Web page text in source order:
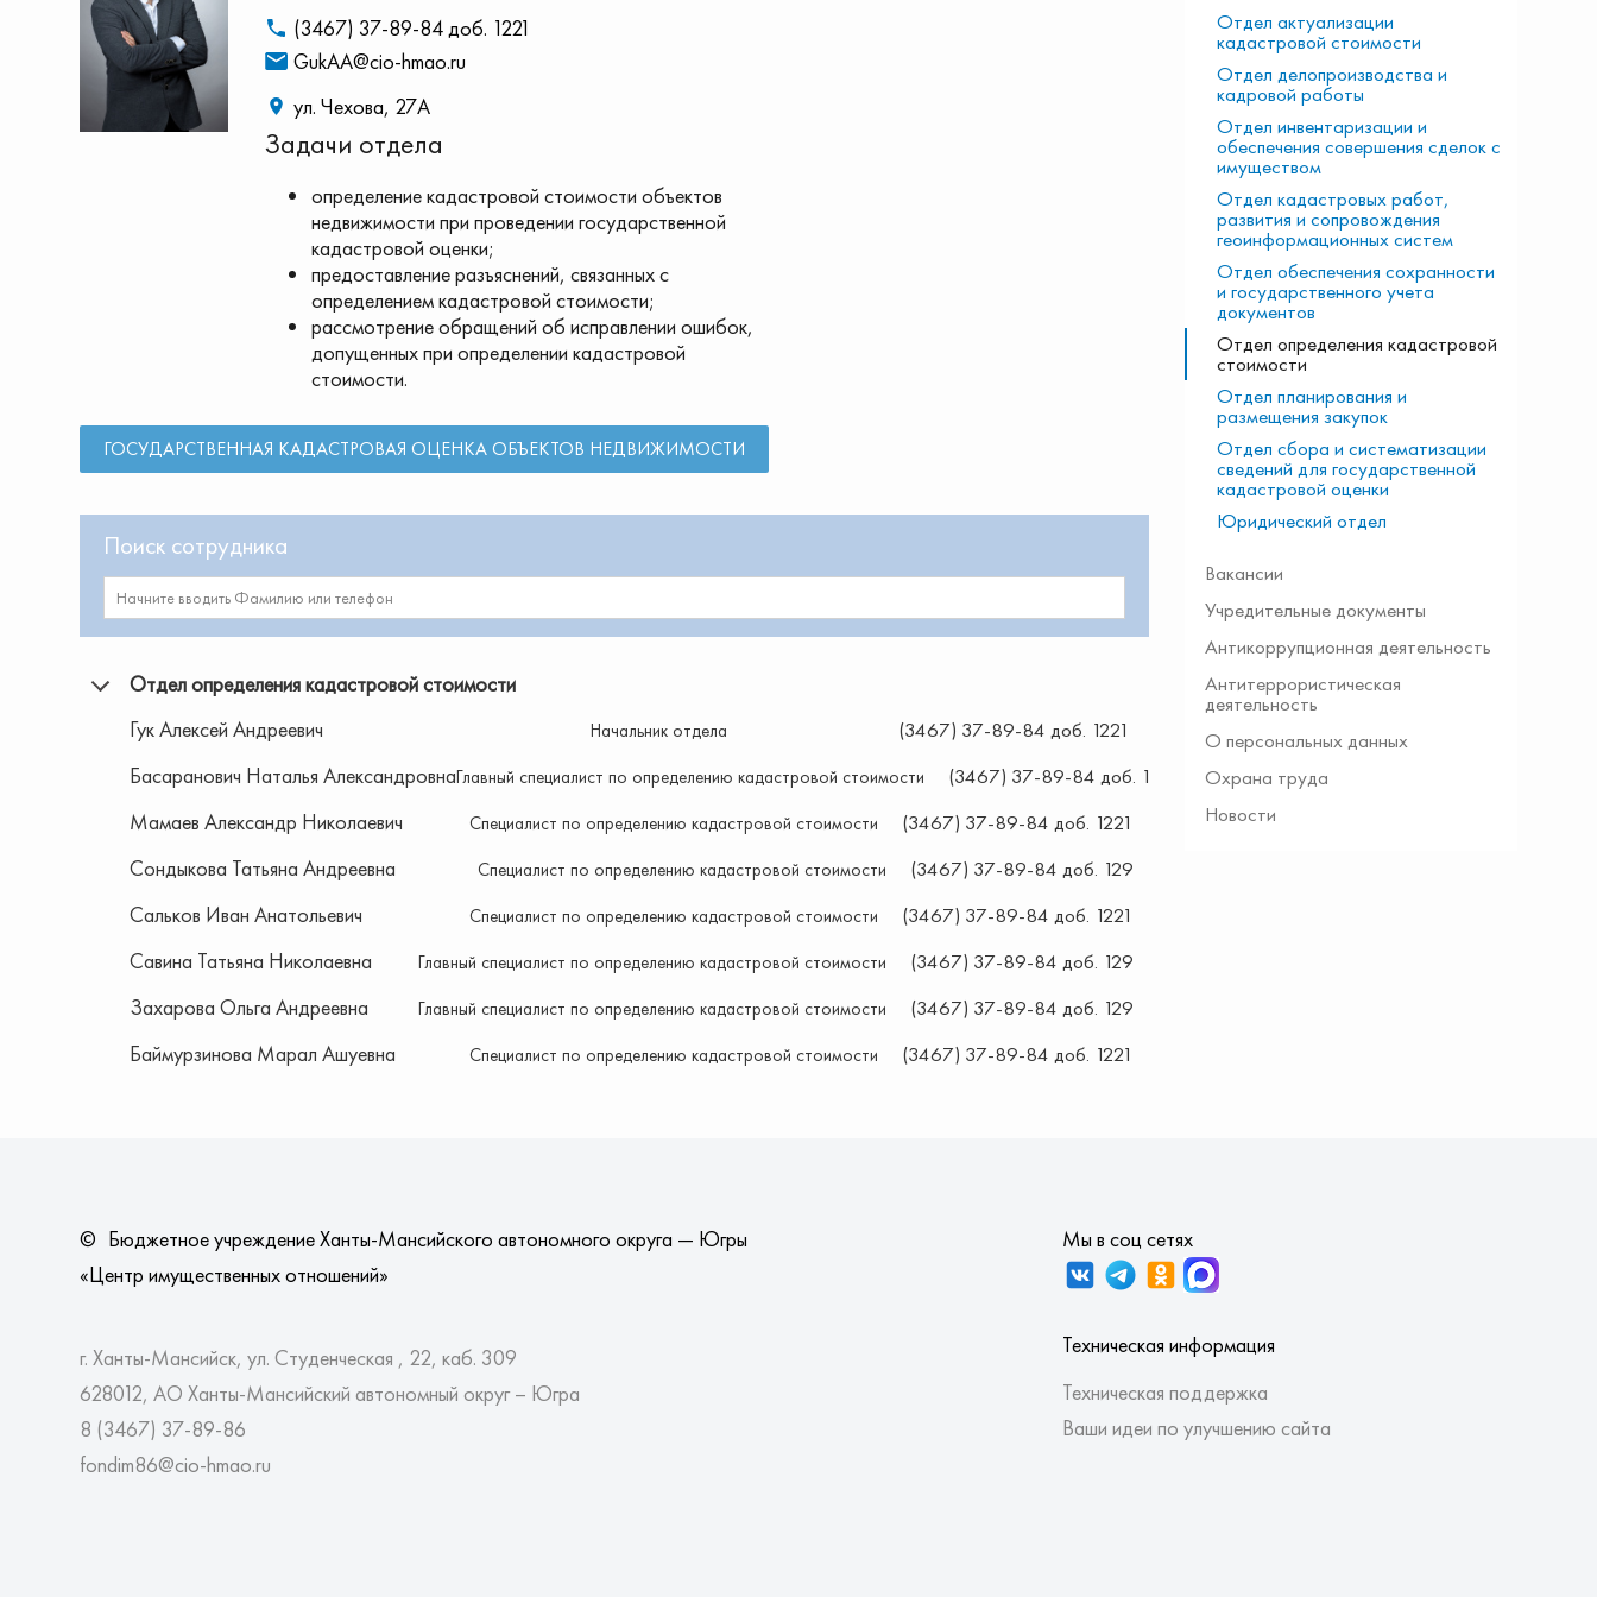
(3467) 37-89-84 доб. 1221
GukAA@cio-hmao.ru
ул. Чехова, 27А
Задачи отдела
определение кадастровой стоимости объектов
недвижимости при проведении государственной
кадастровой оценки;
предоставление разъяснений, связанных с
определением кадастровой стоимости;
рассмотрение обращений об исправлении ошибок,
допущенных при определении кадастровой
стоимости.
ГОСУДАРСТВЕННАЯ КАДАСТРОВАЯ ОЦЕНКА ОБЪЕКТОВ НЕДВИЖИМОСТИ
Поиск сотрудника
Отдел определения кадастровой стоимости
Гук Алексей Андреевич
Начальник отдела (3467) 37-89-84 доб. 1221
Басаранович Наталья АлександровнаГлавный специалист по определению кадастровой стоимости (3467) 37-89-84 доб. 129
Мамаев Александр Николаевич Специалист по определению кадастровой стоимости (3467) 37-89-84 доб. 1221
Сондыкова Татьяна Андреевна Специалист по определению кадастровой стоимости (3467) 37-89-84 доб. 129
Сальков Иван Анатольевич Специалист по определению кадастровой стоимости (3467) 37-89-84 доб. 1221
Савина Татьяна Николаевна Главный специалист по определению кадастровой стоимости (3467) 37-89-84 доб. 129
Захарова Ольга Андреевна Главный специалист по определению кадастровой стоимости (3467) 37-89-84 доб. 129
Баймурзинова Марал Ашуевна Специалист по определению кадастровой стоимости (3467) 37-89-84 доб. 1221
Отдел актуализации
кадастровой стоимости
Отдел делопроизводства и
кадровой работы
Отдел инвентаризации и
обеспечения совершения сделок с
имуществом
Отдел кадастровых работ,
развития и сопровождения
геоинформационных систем
Отдел обеспечения сохранности
и государственного учета
документов
Отдел определения кадастровой
стоимости
Отдел планирования и
размещения закупок
Отдел сбора и систематизации
сведений для государственной
кадастровой оценки
Юридический отдел
Вакансии
Учредительные документы
Антикоррупционная деятельность
Антитеррористическая
деятельность
О персональных данных
Охрана труда
Новости
© Бюджетное учреждение Ханты-Мансийского автономного округа — Югры
«Центр имущественных отношений»
г. Ханты-Мансийск, ул. Студенческая , 22, каб. 309
628012, АО Ханты-Мансийский автономный округ – Югра
8 (3467) 37-89-86
fondim86@cio-hmao.ru
Мы в соц сетях
Техническая информация
Техническая поддержка
Ваши идеи по улучшению сайта